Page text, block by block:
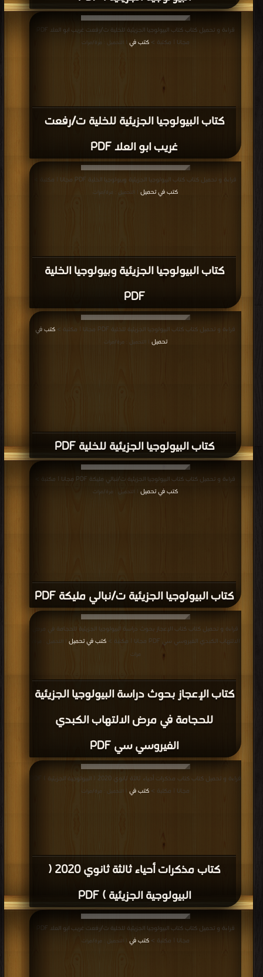
كتاب البيولوجيا الجزيئية للخلية ت/رفعت
غريب ابو العلا PDF
قراءة و تحميل كتاب كتاب البيولوجيا الجزيئية للخلية ت/رفعت غريب ابو العلا PDF
مجانا | مكتبة >كتب في | التحميل : مرة/مرات
كتاب البيولوجيا الجزيئية وبيولوجيا الخلية
PDF
قراءة و تحميل كتاب كتاب البيولوجيا الجزيئية وبيولوجيا الخلية PDF مجانا | مكتبة >
كتب في تحميل
| التحميل : مرة/مرات
كتاب البيولوجيا الجزيئية للخلية PDF
قراءة و تحميل كتاب كتاب البيولوجيا الجزيئية للخلية PDF مجانا | مكتبة >
كتب في
تحميل
| التحميل : مرة/مرات
كتاب البيولوجيا الجزيئية ت/نبالي مليكة PDF
قراءة و تحميل كتاب كتاب البيولوجيا الجزيئية ت/نبالي مليكة PDF مجانا | مكتبة >
كتب في تحميل | التحميل : مرة/مرات
كتاب الإعجاز بحوث دراسة البيولوجيا الجزيئية
للحجامة في مرض الالتهاب الكبدي
الفيروسي سي PDF
قراءة و تحميل كتاب كتاب الإعجاز بحوث دراسة البيولوجيا الجزيئية للحجامة في مرض
الالتهاب الكبدي الفيروسي سي PDF مجانا | مكتبة >
كتب في تحميل
| التحميل : مرة/
مرات
كتاب مذكرات أحياء ثالثة ثانوي 2020 (
البيولوجية الجزيئية ) PDF
مجانا | مكتبة >كتب في | التحميل : مرة/مرات
قراءة و تحميل كتاب كتاب البيولوجيا الجزيئية للخلية ت/رفعت غريب ابو العلا PDF
مجانا | مكتبة >كتب في | التحميل : مرة/مرات